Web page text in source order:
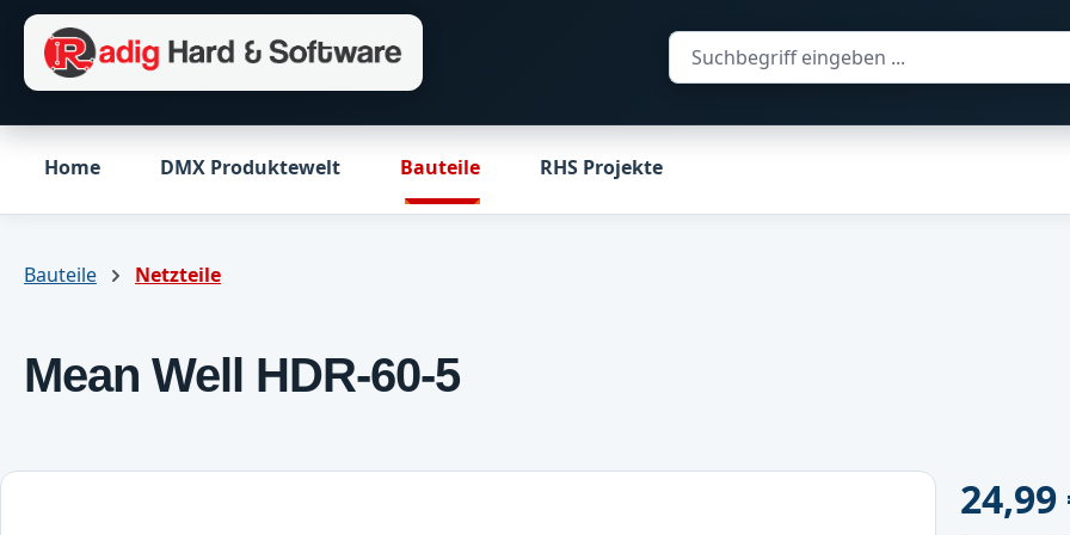
Hauptinhalt springen
Zur Suche springen
Zur Hauptnavigation springen
Home DMX Produktewelt Bauteile RHS Projekte
Bauteile Netzteile
Mean Well HDR-60-5
Regulärer
24,99